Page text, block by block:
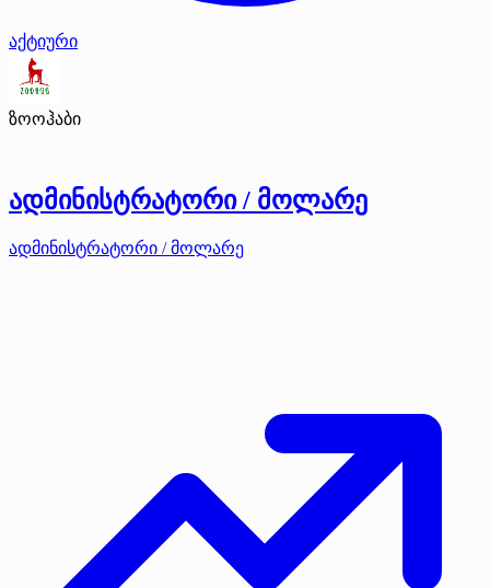
აქტიური
ზოოჰაბი
ადმინისტრატორი / მოლარე
ადმინისტრატორი / მოლარე